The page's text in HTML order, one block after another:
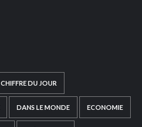
CHIFFRE DU JOUR
DANS LE MONDE ECONOMIE